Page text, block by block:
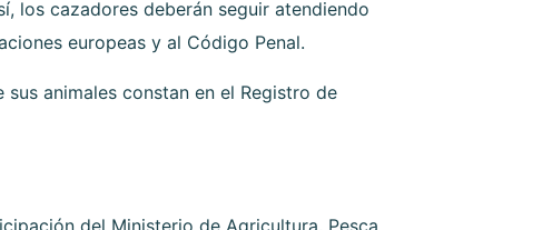
los cazadores deberán seguir atendiendo
europeas y al Código Penal.
animales constan en el Registro de
del Ministerio de Agricultura, Pesca